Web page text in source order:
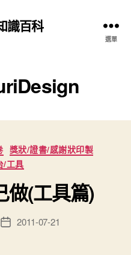
識百科
選單
獎狀/證書/感謝狀印製
/工具
做(工具篇)
文 2011-07-21